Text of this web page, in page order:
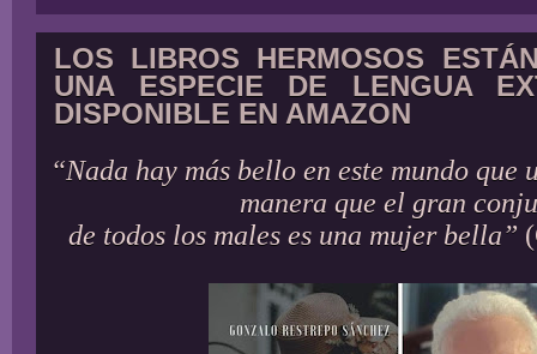
LOS LIBROS HERMOSOS
UNA ESPECIE DE LENGUA
DISPONIBLE EN AMAZON
“Nada hay más bello en este mundo que
manera que el gran
de todos los males es una mujer bella”